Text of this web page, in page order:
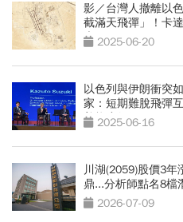
影／台灣人撤離以
截滿天飛彈」！卡
光 2025-06-20
以色列與伊朗衝突
家：短期難脫飛彈
普態度如何
2025-06-16
川湖(2059)股價3年
鼎...分析師點名8檔
2026-07-09